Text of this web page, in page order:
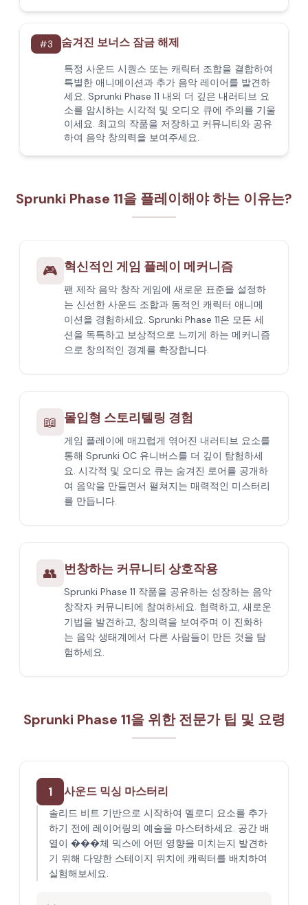
#3 숨겨진 보너스 잠금 해제
특정 사운드 시퀀스 또는 캐릭터 조합을 결합하여
특별한 애니메이션과 추가 음악 레이어를 발견하
세요. Sprunki Phase 11 내의 더 깊은 내러티브 요
소를 암시하는 시각적 및 오디오 큐에 주의를 기울
이세요. 최고의 작품을 저장하고 커뮤니티와 공유
하여 음악 창의력을 보여주세요.
Sprunki Phase 11을 플레이해야 하는 이유는?
🎮 혁신적인 게임 플레이 메커니즘
팬 제작 음악 창작 게임에 새로운 표준을 설정하
는 신선한 사운드 조합과 동적인 캐릭터 애니메
이션을 경험하세요. Sprunki Phase 11은 모든 세
션을 독특하고 보상적으로 느끼게 하는 메커니즘
으로 창의적인 경계를 확장합니다.
📖 몰입형 스토리텔링 경험
게임 플레이에 매끄럽게 엮어진 내러티브 요소를
통해 Sprunki OC 유니버스를 더 깊이 탐험하세
요. 시각적 및 오디오 큐는 숨겨진 로어를 공개하
여 음악을 만들면서 펼쳐지는 매력적인 미스터리
를 만듭니다.
👥 번창하는 커뮤니티 상호작용
Sprunki Phase 11 작품을 공유하는 성장하는 음악
창작자 커뮤니티에 참여하세요. 협력하고, 새로운
기법을 발견하고, 창의력을 보여주며 이 진화하
는 음악 생태계에서 다른 사람들이 만든 것을 탐
험하세요.
Sprunki Phase 11을 위한 전문가 팁 및 요령
1 사운드 믹싱 마스터리
솔리드 비트 기반으로 시작하여 멜로디 요소를 추가
하기 전에 레이어링의 예술을 마스터하세요. 공간 배
열이 ���체 믹스에 어떤 영향을 미치는지 발견하
기 위해 다양한 스테이지 위치에 캐릭터를 배치하여
실험해보세요.